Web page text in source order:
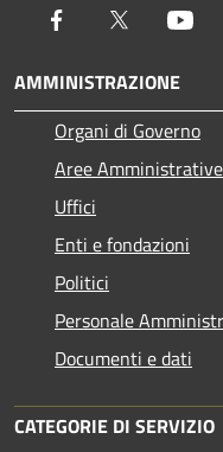
Facebook Twitter
AMMINISTRAZIONE
Organi di Governo
Aree Amministrative
Uffici
Enti e fondazioni
Politici
Personale
Documenti e dati
CATEGORIE DI SERVIZIO